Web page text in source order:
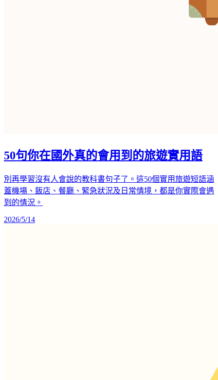
50句你在國外真的會用到的旅遊實用語
別再學習沒有人會說的教科書句子了。這50個實用旅遊短語涵
蓋機場、飯店、餐廳、緊急狀況及日常情境，都是你實際會遇
到的情況。
2026/5/14